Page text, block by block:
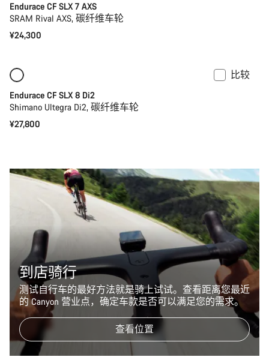
Endurace CF SLX 7 AXS
SRAM Rival AXS, 碳纤维车轮
¥24,300
比较
Endurace CF SLX 8 Di2
Shimano Ultegra Di2, 碳纤维车轮
¥27,800
到店骑行
测试自行车的最好方法就是骑上试试。查看距离您最近
的 Canyon 营业点，确定车款是否可以满足您的需求。
查看位置